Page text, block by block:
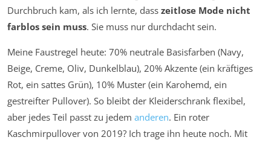
Durchbruch kam, als ich lernte, dass zeitlose Mode nicht
farblos sein muss. Sie muss nur durchdacht sein.
Meine Faustregel heute: 70% neutrale Basisfarben (Navy,
Beige, Creme, Oliv, Dunkelblau), 20% Akzente (ein kräftiges
Rot, ein sattes Grün), 10% Muster (ein Karohemd, ein
gestreifter Pullover). So bleibt der Kleiderschrank flexibel,
aber jedes Teil passt zu jedem anderen. Ein roter
Kaschmirpullover von 2019? Ich trage ihn heute noch. Mit